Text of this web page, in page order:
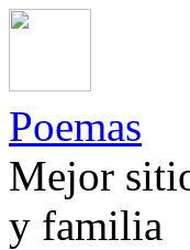
Poemas
Mejor
y familia